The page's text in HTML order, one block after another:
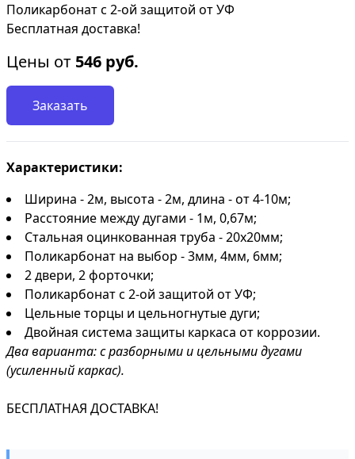
Поликарбонат с 2-ой защитой от УФ
Бесплатная доставка!
Цены от 546 руб.
Заказать
Характеристики:
Ширина - 2м, высота - 2м, длина - от 4-10м;
Расстояние между дугами - 1м, 0,67м;
Стальная оцинкованная труба - 20х20мм;
Поликарбонат на выбор - 3мм, 4мм, 6мм;
2 двери, 2 форточки;
Поликарбонат с 2-ой защитой от УФ;
Цельные торцы и цельногнутые дуги;
Двойная система защиты каркаса от коррозии.
Два варианта: с разборными и цельными дугами
(усиленный каркас).
БЕСПЛАТНАЯ ДОСТАВКА!